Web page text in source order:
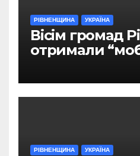
РІВНЕНЩИНА УКРАЇНА
Вісім громад
отримали
РІВНЕНЩИНА УКРАЇНА